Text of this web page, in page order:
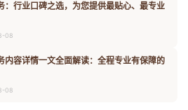
：行业口碑之选，为您提供最贴心、最专业
08
内容详情一文全面解读：全程专业有保障的
08